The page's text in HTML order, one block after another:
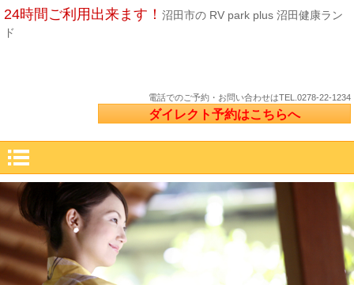
24時間ご利用出来ます！ 沼田市の RV park plus 沼田健康ラン
ド
電話でのご予約・お問い合わせはTEL.0278-22-1234
ダイレクト予約はこちらへ